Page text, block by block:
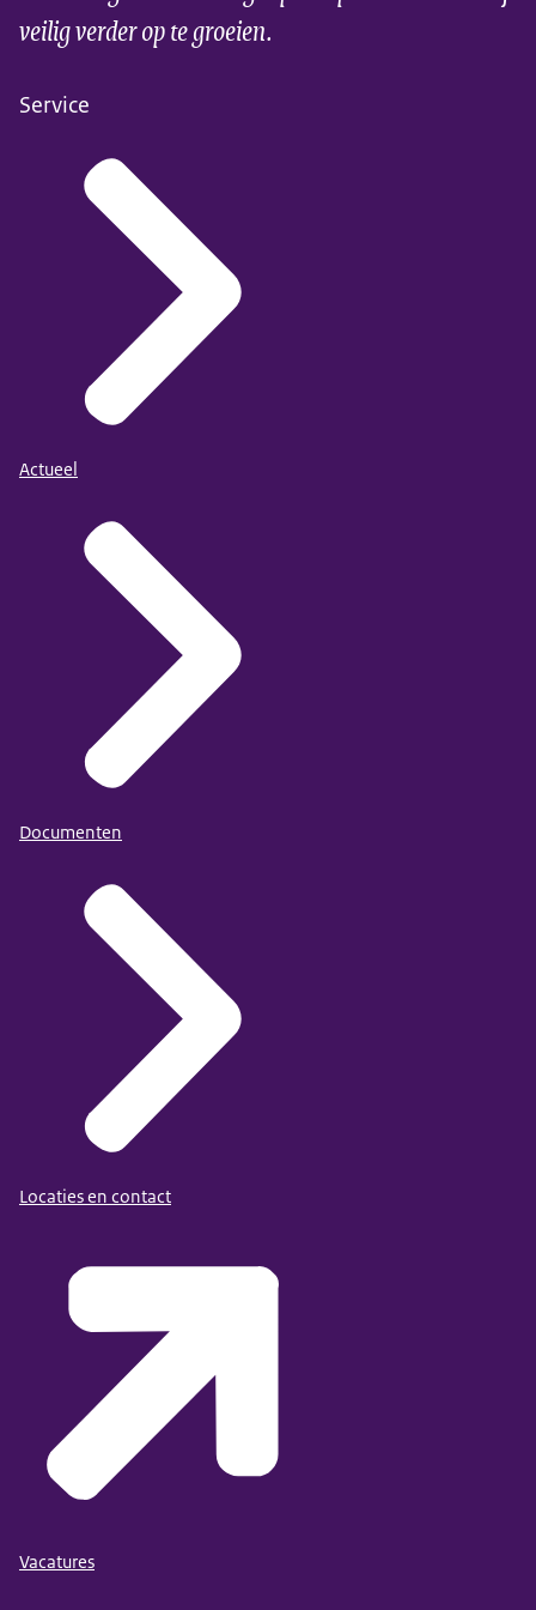
veilig verder op te groeien.
Service
Actueel
Documenten
Locaties en contact
Vacatures